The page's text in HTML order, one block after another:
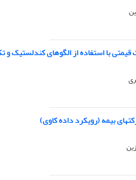
با استفاده از الگوهای
بیمه (رویکرد داده‏ کاوی)